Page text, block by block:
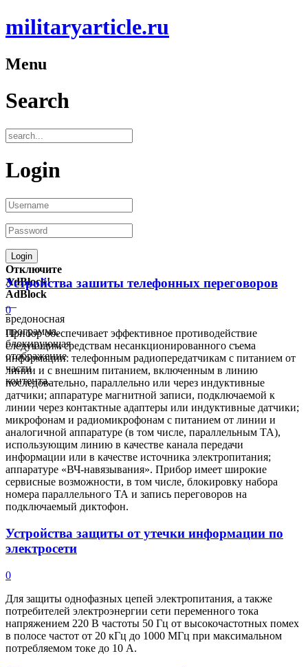
militaryarticle.ru
Menu
Search
Login
Отключите
AdBlock!
AdBlock
—
вредоносная
программа,
блокирующая
отображение
части
контента.
Устройства зашиты телефонных переговоров
0
Прибор обеспечивает эффективное противодействие
следующим средствам несанкционированного съема
информации: телефонным радиопередатчикам с питанием от
линии и с внешним питанием, включенным в линию
последовательно, параллельно или через индуктивные
датчики; аппаратуре магнитной записи, подключаемой к
линии через контактные адаптеры или индуктивные датчики;
микрофонам и радиомикрофонам с питанием от линии и
аналогичной аппаратуре (в том числе, параллельным ТА),
использующим линию в качестве канала передачи
информации или в качестве источника электропитания;
аппаратуре «ВЧ-навязывания». Прибор имеет широкие
сервисные возможности, в том числе, блокировку набора
номера параллельного ТА и запись переговоров на
подключаемый диктофон.
Устройства защиты от утечки информации по
электросети
0
Для защиты однофазных цепей электропитания, а также
потребителей электроэнергии сети переменного тока
напряжением 220 В частоты 50 Гц от высокочастотных помех
в полосе частот от 20 кГц до 1000 МГц при максимальном
потребляемом токе до 10 А.